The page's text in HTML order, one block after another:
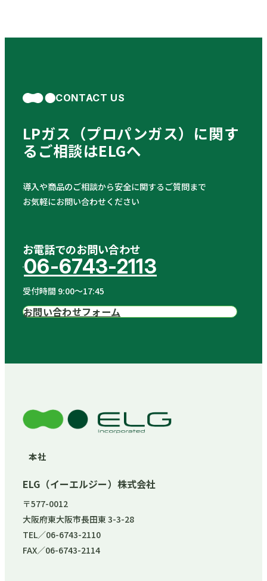
CONTACT US
LPガス（プロパンガス）に関す
る ご相談はELGへ
導入や商品のご相談から安全に関するご質問まで
お気軽にお問い合わせください
お電話でのお問い合わせ
06-6743-2113
受付時間 9:00〜17:45
お問い合わせフォーム
本社
ELG（イーエルジー）株式会社
〒577-0012
大阪府東大阪市長田東 3-3-28
TEL／06-6743-2110
FAX／06-6743-2114